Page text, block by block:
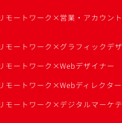
モートワーク×営業・アカウン
モートワーク×グラフィックデ
モートワーク×Webデザイナー
モートワーク×Webディレクター
モートワーク×デジタルマーケ